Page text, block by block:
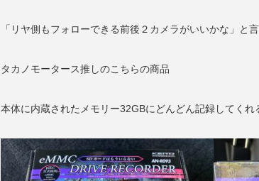
「リヤ側もフォローできる前後２カメラがいいかな」と
タカノモータース推しのこちらの商品
本体に内蔵されたメモリー32GBにどんどん記録してく